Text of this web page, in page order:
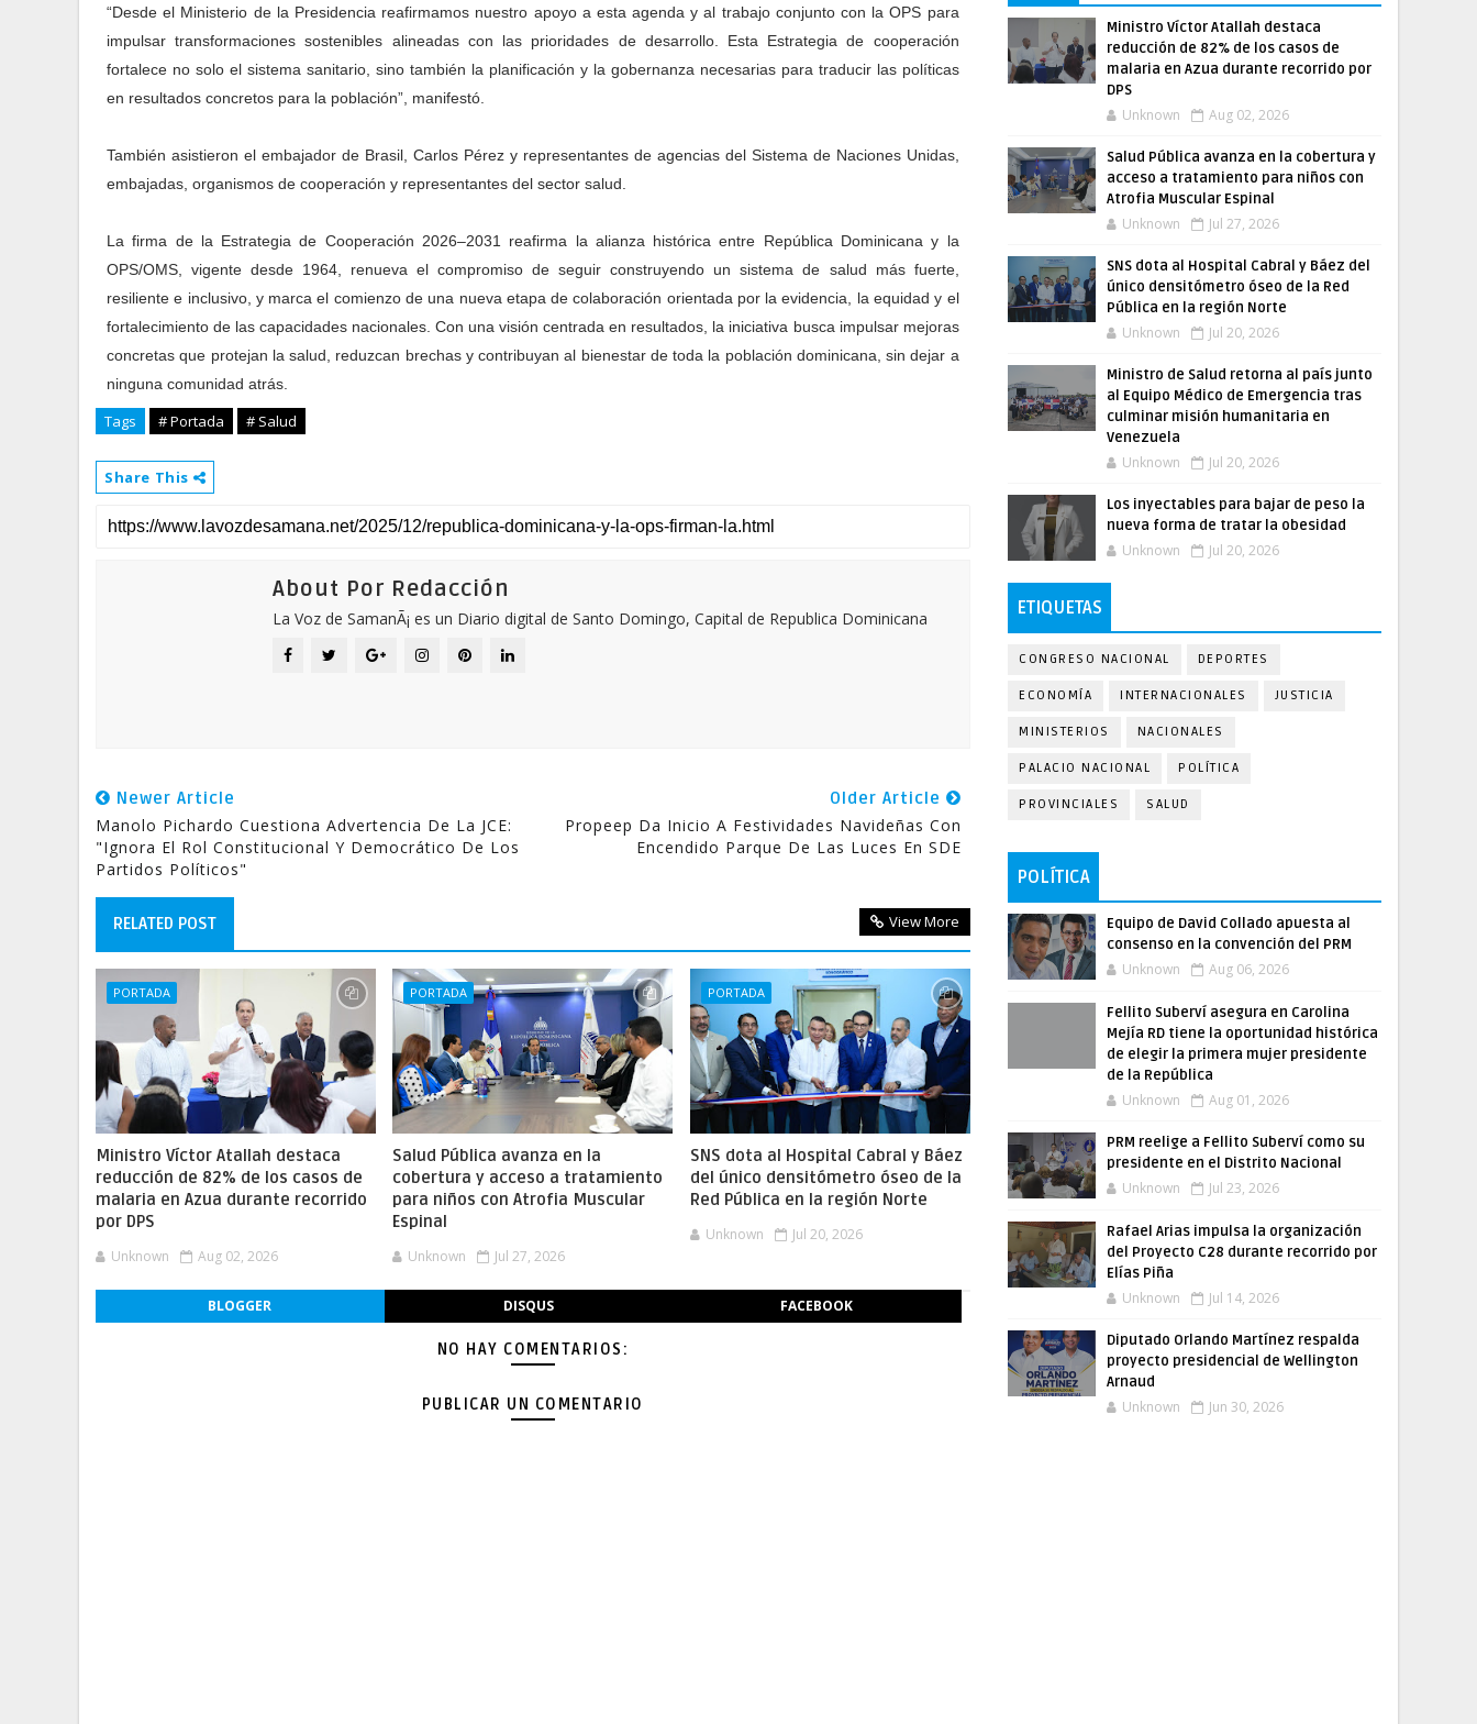
“Desde el Ministerio de la Presidencia reafirmamos nuestro apoyo a esta agenda y al trabajo conjunto con la OPS para
impulsar transformaciones sostenibles alineadas con las prioridades de desarrollo. Esta Estrategia de cooperación
fortalece no solo el sistema sanitario, sino también la planificación y la gobernanza necesarias para traducir las políticas
en resultados concretos para la población”, manifestó.
También asistieron el embajador de Brasil, Carlos Pérez y representantes de agencias del Sistema de Naciones Unidas,
embajadas, organismos de cooperación y representantes del sector salud.
La firma de la Estrategia de Cooperación 2026–2031 reafirma la alianza histórica entre República Dominicana y la
OPS/OMS, vigente desde 1964, renueva el compromiso de seguir construyendo un sistema de salud más fuerte,
resiliente e inclusivo, y marca el comienzo de una nueva etapa de colaboración orientada por la evidencia, la equidad y el
fortalecimiento de las capacidades nacionales. Con una visión centrada en resultados, la iniciativa busca impulsar mejoras
concretas que protejan la salud, reduzcan brechas y contribuyan al bienestar de toda la población dominicana, sin dejar a
ninguna comunidad atrás.
Tags # Portada # Salud
Share This
About Por Redacción
La Voz de SamanÃ¡ es un Diario digital de Santo Domingo, Capital de Republica Dominicana
Newer Article
Manolo Pichardo Cuestiona Advertencia De La JCE:
"Ignora El Rol Constitucional Y Democrático De Los
Partidos Políticos"
Older Article
Propeep Da Inicio A Festividades Navideñas Con
Encendido Parque De Las Luces En SDE
RELATED POST View More
PORTADA
Ministro Víctor Atallah destaca
reducción de 82% de los casos de
malaria en Azua durante recorrido
por DPS
Unknown Aug 02, 2026
PORTADA
Salud Pública avanza en la
cobertura y acceso a tratamiento
para niños con Atrofia Muscular
Espinal
Unknown Jul 27, 2026
PORTADA
SNS dota al Hospital Cabral y Báez
del único densitómetro óseo de la
Red Pública en la región Norte
Unknown Jul 20, 2026
BLOGGER DISQUS FACEBOOK
NO HAY COMENTARIOS:
PUBLICAR UN COMENTARIO
Ministro Víctor Atallah destaca
reducción de 82% de los casos de
malaria en Azua durante recorrido por
DPS
Unknown Aug 02, 2026
Salud Pública avanza en la cobertura y
acceso a tratamiento para niños con
Atrofia Muscular Espinal
Unknown Jul 27, 2026
SNS dota al Hospital Cabral y Báez del
único densitómetro óseo de la Red
Pública en la región Norte
Unknown Jul 20, 2026
Ministro de Salud retorna al país junto
al Equipo Médico de Emergencia tras
culminar misión humanitaria en
Venezuela
Unknown Jul 20, 2026
Los inyectables para bajar de peso la
nueva forma de tratar la obesidad
Unknown Jul 20, 2026
ETIQUETAS
CONGRESO NACIONAL DEPORTES
ECONOMÍA INTERNACIONALES JUSTICIA
MINISTERIOS NACIONALES
PALACIO NACIONAL POLÍTICA
PROVINCIALES SALUD
POLÍTICA
Equipo de David Collado apuesta al
consenso en la convención del PRM
Unknown Aug 06, 2026
Fellito Suberví asegura en Carolina
Mejía RD tiene la oportunidad histórica
de elegir la primera mujer presidente
de la República
Unknown Aug 01, 2026
PRM reelige a Fellito Suberví como su
presidente en el Distrito Nacional
Unknown Jul 23, 2026
Rafael Arias impulsa la organización
del Proyecto C28 durante recorrido por
Elías Piña
Unknown Jul 14, 2026
Diputado Orlando Martínez respalda
proyecto presidencial de Wellington
Arnaud
Unknown Jun 30, 2026